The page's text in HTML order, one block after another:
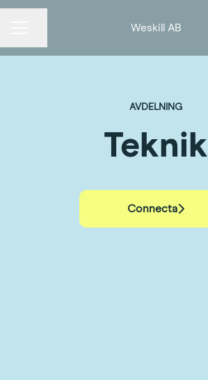
Weskill AB
AVDELNING
Teknik
Connecta